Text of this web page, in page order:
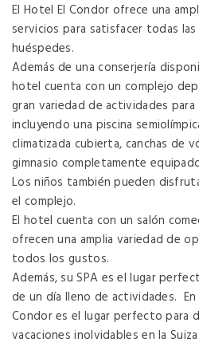
El Hotel El Condor ofrece una
servicios para satisfacer todas
huéspedes.
Además de una conserjería
hotel cuenta con un complejo
gran variedad de actividades
incluyendo una piscina
climatizada cubierta, canchas de
gimnasio completamente
Los niños también pueden
el complejo.
El hotel cuenta con un salón
ofrecen una amplia variedad de
todos los gustos.
Además, su SPA es el lugar
de un día lleno de actividades. En
Condor es el lugar perfecto para
vacaciones inolvidables en la